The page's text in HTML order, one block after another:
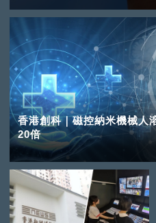
香港創科｜磁控納米機械人
20倍